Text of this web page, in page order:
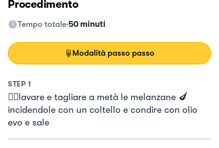
Procedimento
Tempo totale 50 minuti
Modalità passo passo
STEP 1
👉🏻lavare e tagliare a metà le melanzane 🍆
incidendole con un coltello e condire con olio
evo e sale